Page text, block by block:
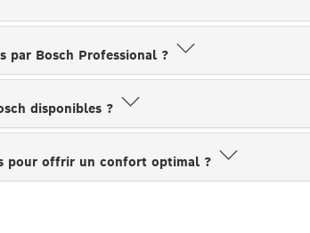
par Bosch Professional ?
disponibles ?
pour offrir un confort optimal ?